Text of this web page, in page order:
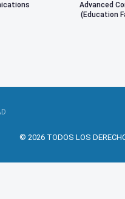
Advanced
(Education
© 2026 TODOS LOS